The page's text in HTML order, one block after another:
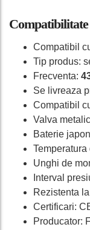
Compatibil
Tip produs:
Frecventa:
Se livreaza
Compatibil
Valva
Baterie
Temperatura
Unghi de
Interval
Rezistenta
Certificari:
Producator: